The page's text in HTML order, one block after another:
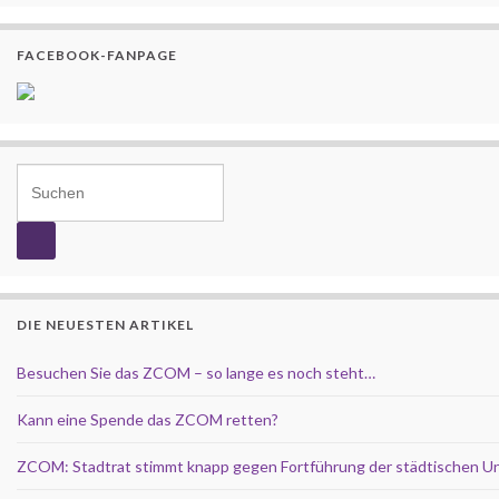
FACEBOOK-FANPAGE
DIE NEUESTEN ARTIKEL
Besuchen Sie das ZCOM – so lange es noch steht…
Kann eine Spende das ZCOM retten?
ZCOM: Stadtrat stimmt knapp gegen Fortführung der städtischen